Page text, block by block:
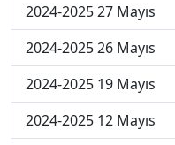
2024-2025 27 Mayıs
2024-2025 26 Mayıs
2024-2025 19 Mayıs
2024-2025 12 Mayıs